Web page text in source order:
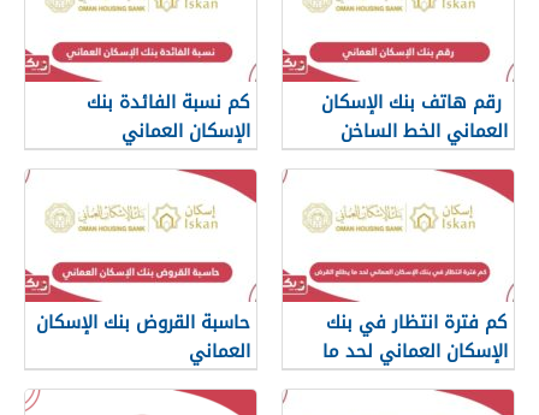
رقم هاتف بنك الإسكان
العماني الخط الساخن
كم نسبة الفائدة بنك
الإسكان العماني
كم فترة انتظار في بنك
الإسكان العماني لحد ما
يطلع القرض
حاسبة القروض بنك الإسكان
العماني